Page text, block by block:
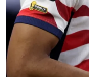
berkata, parti
kepada
yang
yang baik.
Tambahnya,